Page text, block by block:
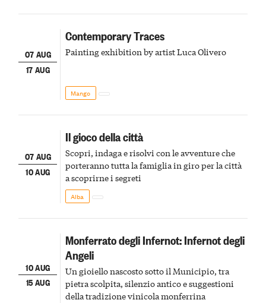
07 AUG
17 AUG
Contemporary Traces
Painting exhibition by artist Luca Olivero
Mango
07 AUG
10 AUG
Il gioco della città
Scopri, indaga e risolvi con le avventure che
porteranno tutta la famiglia in giro per la città
a scoprirne i segreti
Alba
10 AUG
15 AUG
Monferrato degli Infernot: Infernot degli
Angeli
Un gioiello nascosto sotto il Municipio, tra
pietra scolpita, silenzio antico e suggestioni
della tradizione vinicola monferrina